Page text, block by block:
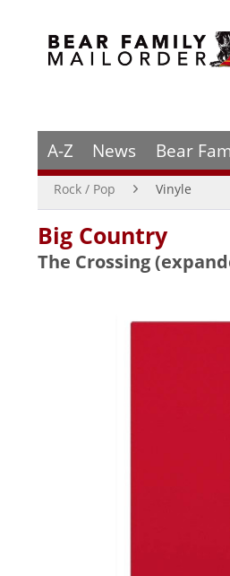
A-Z News Bear
Rock / Pop Vinyle
Big Country
The Crossing